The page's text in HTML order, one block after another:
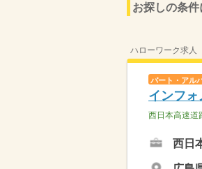
お探しの条
ハローワーク求人
パート・アル
インフ
西日本高速
西日